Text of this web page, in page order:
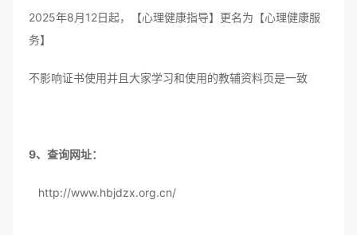
2025年8月12日起，【心理健康指导】更名为【心理健康服
务】
不影响证书使用并且大家学习和使用的教辅资料页是一致
9、查询网址：
http://www.hbjdzx.org.cn/